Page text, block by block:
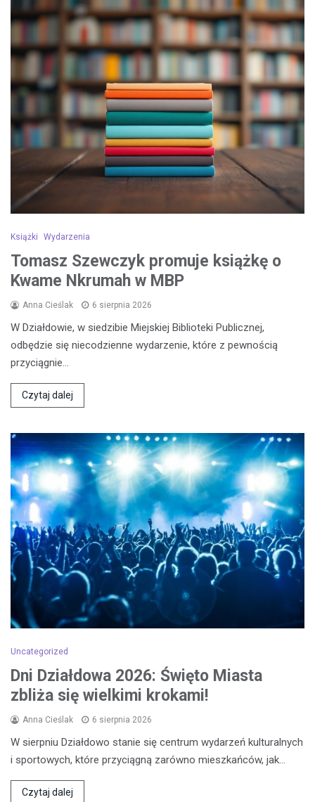
Książki Wydarzenia
Tomasz Szewczyk promuje książkę o
Kwame Nkrumah w MBP
Anna Cieślak 6 sierpnia 2026
W Działdowie, w siedzibie Miejskiej Biblioteki Publicznej,
odbędzie się niecodzienne wydarzenie, które z pewnością
przyciągnie…
Czytaj dalej
Uncategorized
Dni Działdowa 2026: Święto Miasta
zbliża się wielkimi krokami!
Anna Cieślak 6 sierpnia 2026
W sierpniu Działdowo stanie się centrum wydarzeń kulturalnych
i sportowych, które przyciągną zarówno mieszkańców, jak…
Czytaj dalej